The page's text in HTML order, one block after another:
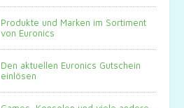
Produkte und Marken im Sortiment
von Euronics
Den aktuellen Euronics Gutschein
einlösen